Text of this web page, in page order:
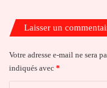
Laisser un
Votre adresse e-mail ne sera
indiqués avec *